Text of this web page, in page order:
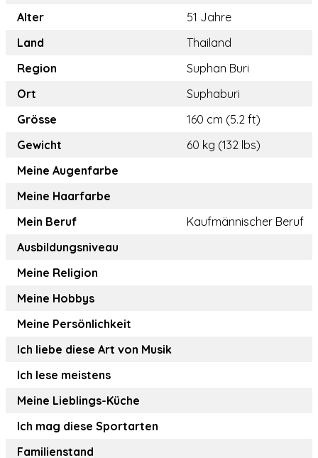
Alter
51 Jahre
Land
Thailand
Region
Suphan Buri
Ort
Suphaburi
Grösse
160 cm (5.2 ft)
Gewicht
60 kg (132 lbs)
Meine Augenfarbe
Meine Haarfarbe
Mein Beruf
Kaufmännischer Beruf
Ausbildungsniveau
Meine Religion
Meine Hobbys
Meine Persönlichkeit
Ich liebe diese Art von Musik
Ich lese meistens
Meine Lieblings-Küche
Ich mag diese Sportarten
Familienstand